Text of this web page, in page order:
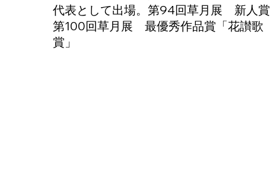
代表として出場。第94回草月展 新人賞
第100回草月展 最優秀作品賞「花讃歌
賞」